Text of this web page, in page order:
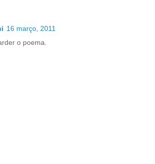
16 março, 2011
o poema.